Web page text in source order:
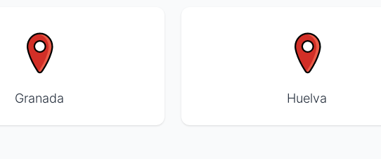
Granada Huelva